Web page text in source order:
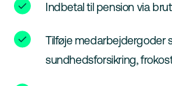
Indbetal til pension via
Tilføje medarbejdergoder
sundhedsforsikring,